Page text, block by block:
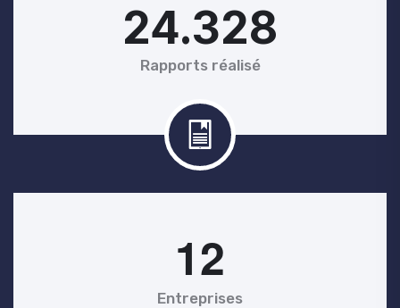
24.328
Rapports réalisé
12
Entreprises